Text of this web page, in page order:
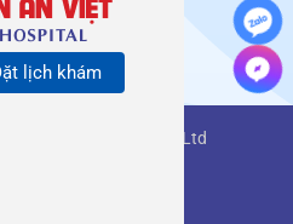
Viet Thang Long Co., Ltd
lịch khám